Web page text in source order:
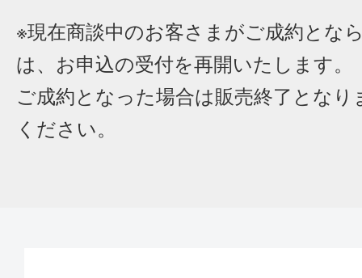
※現在商談中のお客さまがご成約とな
は、お申込の受付を再開いたします。
ご成約となった場合は販売終了となり
ください。